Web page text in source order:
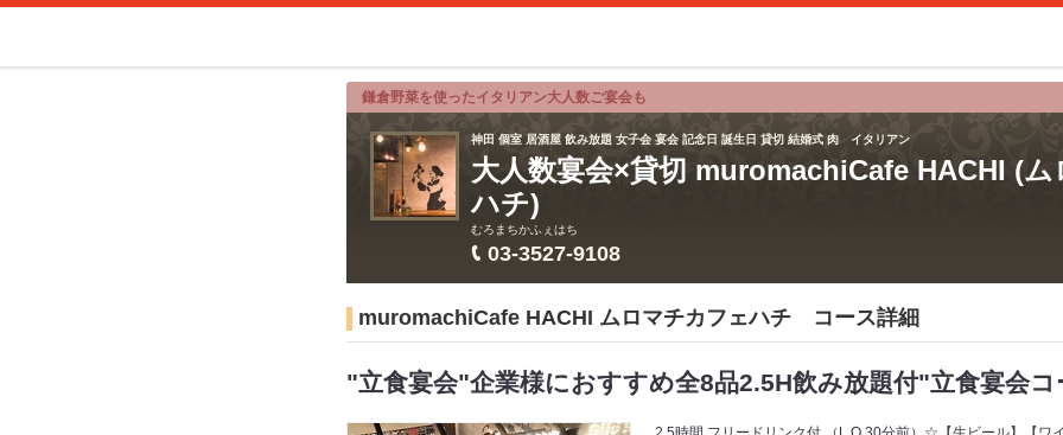
鎌倉野菜を使ったイタリアン大人数ご宴会も
神田 個室 居酒屋 飲み放題 女子会 宴会 記念日 誕生日 貸切 結婚式 肉 イタリアン
大人数宴会×貸切 muromachiCafe HACHI (ム
ハチ)
むろまちかふぇはち
03-3527-9108
muromachiCafe HACHI ムロマチカフェハチ コース詳細
"立食宴会"企業様におすすめ全8品2.5H飲み放題付"立食宴会